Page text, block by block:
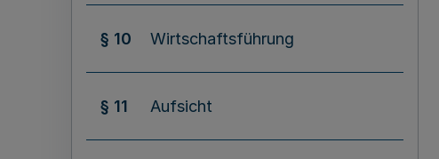
§ 10 Wirtschaftsführung
§ 11 Aufsicht